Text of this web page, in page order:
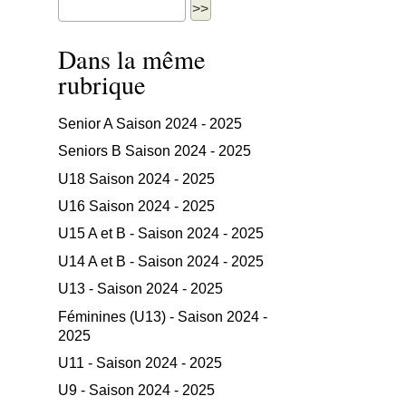
Dans la même
rubrique
Senior A Saison 2024 - 2025
Seniors B Saison 2024 - 2025
U18 Saison 2024 - 2025
U16 Saison 2024 - 2025
U15 A et B - Saison 2024 - 2025
U14 A et B - Saison 2024 - 2025
U13 - Saison 2024 - 2025
Féminines (U13) - Saison 2024 -
2025
U11 - Saison 2024 - 2025
U9 - Saison 2024 - 2025